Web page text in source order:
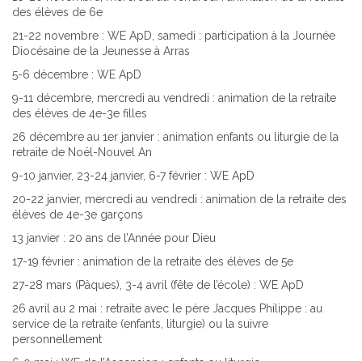
des élèves de 6e
21-22 novembre : WE ApD, samedi : participation à la Journée
Diocésaine de la Jeunesse à Arras
5-6 décembre : WE ApD
9-11 décembre, mercredi au vendredi : animation de la retraite
des élèves de 4e-3e filles
26 décembre au 1er janvier : animation enfants ou liturgie de la
retraite de Noël-Nouvel An
9-10 janvier, 23-24 janvier, 6-7 février : WE ApD
20-22 janvier, mercredi au vendredi : animation de la retraite des
élèves de 4e-3e garçons
13 janvier : 20 ans de l’Année pour Dieu
17-19 février : animation de la retraite des élèves de 5e
27-28 mars (Pâques), 3-4 avril (fête de l’école) : WE ApD
26 avril au 2 mai : retraite avec le père Jacques Philippe : au
service de la retraite (enfants, liturgie) ou la suivre
personnellement